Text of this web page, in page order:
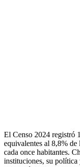
El Censo 2024 registró
equivalentes al 8,8% de
cada once habitantes.
instituciones, su política